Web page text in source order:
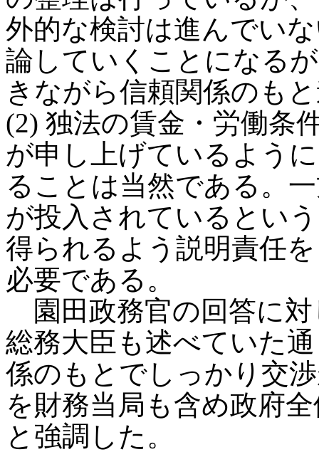
外的な検討は進んでい
論していくことになる
きながら信頼関係のも
(2) 独法の賃金・労働条
が申し上げているよう
ることは当然である。
が投入されているとい
得られるよう説明責任
必要である。
園田政務官の回答に対
総務大臣も述べていた
係のもとでしっかり交
を財務当局も含め政府
と強調した。